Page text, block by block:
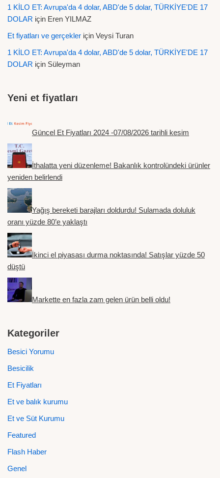
1 KİLO ET: Avrupa'da 4 dolar, ABD'de 5 dolar, TÜRKİYE'DE 17
DOLAR için Eren YILMAZ
Et fiyatları ve gerçekler için Veysi Turan
1 KİLO ET: Avrupa'da 4 dolar, ABD'de 5 dolar, TÜRKİYE'DE 17
DOLAR için Süleyman
Yeni et fiyatları
Güncel Et Fiyatları 2024 -07/08/2026 tarihli kesim
İthalatta yeni düzenleme! Bakanlık kontrolündeki ürünler
yeniden belirlendi
Yağış bereketi barajları doldurdu! Sulamada doluluk
oranı yüzde 80’e yaklaştı
İkinci el piyasası durma noktasında! Satışlar yüzde 50
düştü
Markette en fazla zam gelen ürün belli oldu!
Kategoriler
Besici Yorumu
Besicilik
Et Fiyatları
Et ve balık kurumu
Et ve Süt Kurumu
Featured
Flash Haber
Genel